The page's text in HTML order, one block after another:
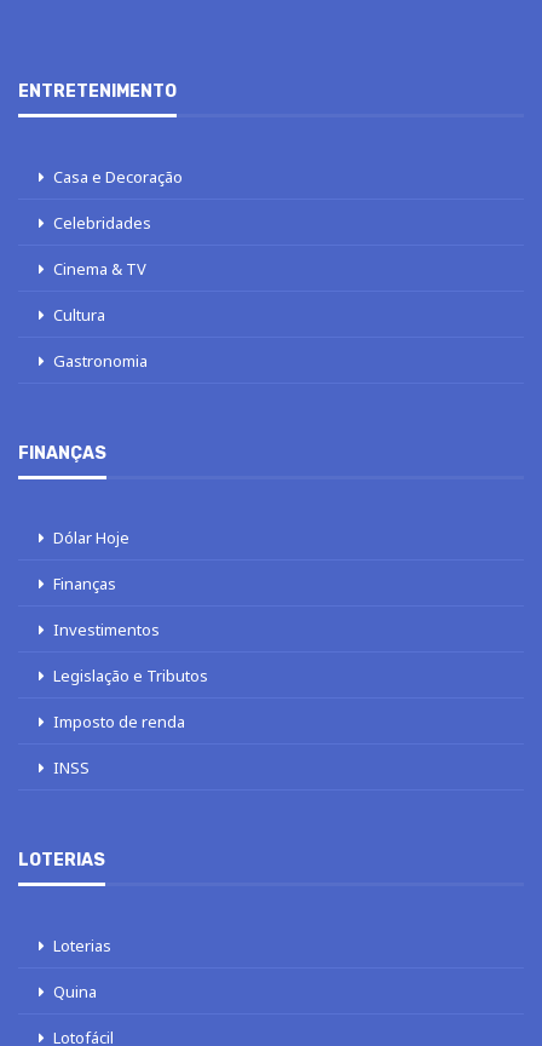
ENTRETENIMENTO
Casa e Decoração
Celebridades
Cinema & TV
Cultura
Gastronomia
FINANÇAS
Dólar Hoje
Finanças
Investimentos
Legislação e Tributos
Imposto de renda
INSS
LOTERIAS
Loterias
Quina
Lotofácil